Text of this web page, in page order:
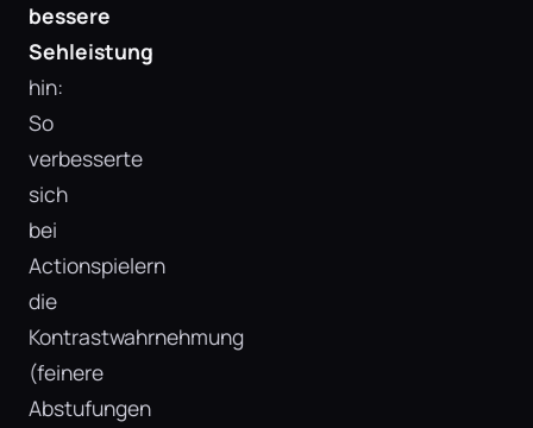
bessere
Sehleistung
hin:
So
verbesserte
sich
bei
Actionspielern
die
Kontrastwahrnehmung
(feinere
Abstufungen